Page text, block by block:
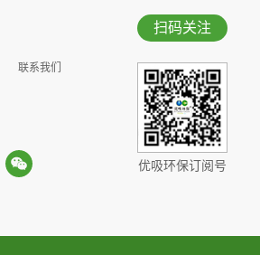
联系我们
扫码关注
优吸环保订阅号